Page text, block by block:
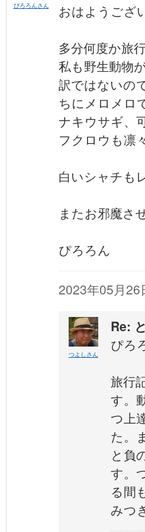
ぴろろんさん おはようござ
多分何度か旅
私も野生動物
訳ではないの
ちにメロメロ
ナキウサギ、
フクロウも凛
白いシャチも
またお邪魔さ
ぴろろん
2023年05月26
つよしさん
Re:
ぴろ
旅行
す。
つ上
た。
と負
す。
る間
みつ